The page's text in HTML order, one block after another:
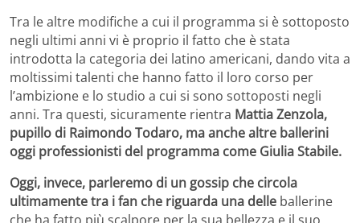
Tra le altre modifiche a cui il programma si è sottoposto
negli ultimi anni vi è proprio il fatto che è stata
introdotta la categoria dei latino americani, dando vita a
moltissimi talenti che hanno fatto il loro corso per
l’ambizione e lo studio a cui si sono sottoposti negli
anni. Tra questi, sicuramente rientra Mattia Zenzola,
pupillo di Raimondo Todaro, ma anche altre ballerini
oggi professionisti del programma come Giulia Stabile.
Oggi, invece, parleremo di un gossip che circola
ultimamente tra i fan che riguarda una delle ballerine